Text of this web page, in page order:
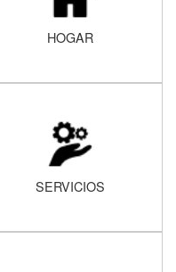
HOGAR
SERVICIOS